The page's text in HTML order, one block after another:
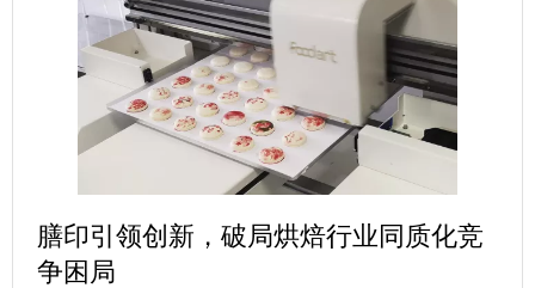
膳印引领创新，破局烘焙行业同质化竞
争困局